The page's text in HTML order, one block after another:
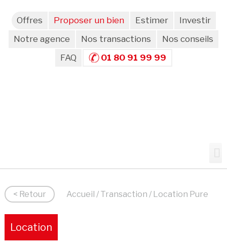
Offres Proposer un bien Estimer
Investir
Notre agence
Nos transactions
Nos conseils
FAQ
01 80 91 99 99
< Retour Accueil / Transaction / Location Pure
Location